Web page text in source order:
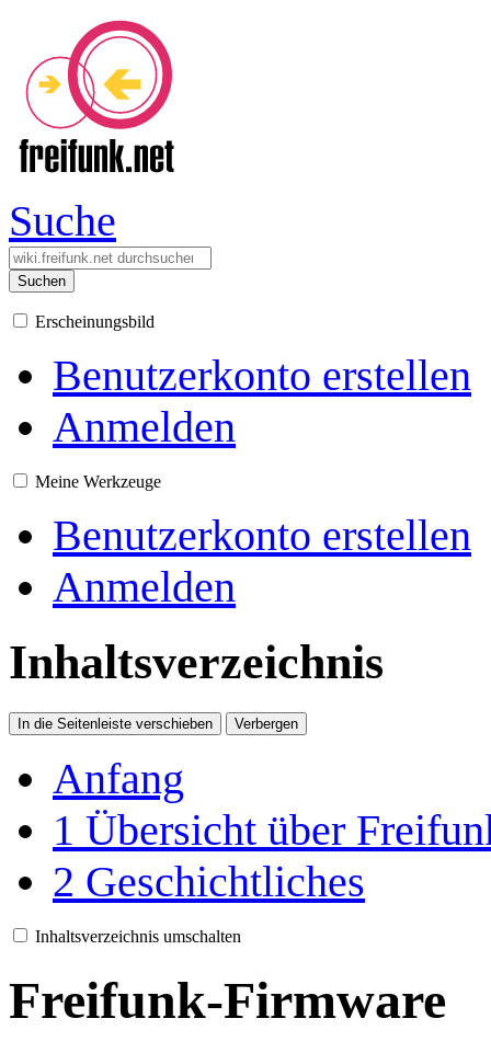
Suche
Suchen
Erscheinungsbild
Benutzerkonto erstellen
Anmelden
Meine Werkzeuge
Benutzerkonto erstellen
Anmelden
Inhaltsverzeichnis
In die Seitenleiste verschieben Verbergen
Anfang
1 Übersicht über
2 Geschichtliches
Inhaltsverzeichnis umschalten
Freifunk-Firmware